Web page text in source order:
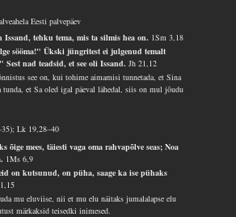
Eesti palvepäev
Issand, tehku tema, mis ta silmis hea on. 1Sm 3,18
sööma!" Ükski jüngritest ei julgenud temalt
Sest nad teadsid, et see oli Issand.Jh 21,12
see on, kui tohime aimamisi tunnetada, et Sina
tunda, et Sa oled igal päeval lähedal, siis on mul jõudu
Lk 19,28–40
õige mees, täiesti vaga oma rahvapõlve seas; Noa
1Ms 6,9
on kutsunud, on püha, saage ka ise pühaks
mu eluviise, nii et mu elu näitaks jumalalapse elu
märkaksid teisedki inimesed.